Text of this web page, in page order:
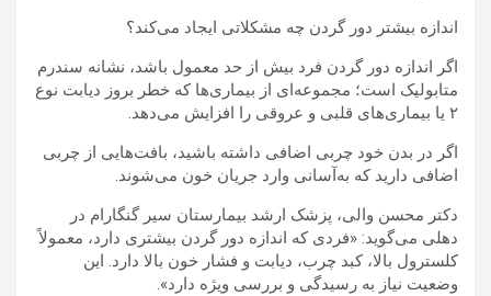
اندازه بیشتر دور گردن چه مشکلاتی ایجاد می‌کند؟
اگر اندازه دور گردن فرد بیش از حد معمول باشد، نشانه سندرم
متابولیک است؛ مجموعه‌ای از بیماری‌ها که خطر بروز دیابت نوع
۲ یا بیماری‌های قلبی و عروقی را افزایش می‌دهد.
اگر در بدن خود چربی اضافی داشته باشید، بافت‌هایی از چربی
اضافی دارید که به‌آسانی وارد جریان خون می‌شوند.
دکتر محسن والی، پزشک ارشد بیمارستان سیر گنگارام در
دهلی می‌گوید: «فردی که اندازه دور گردن بیشتری دارد، معمولاً
کلسترول بالا، کبد چرب، دیابت و فشار خون بالا دارد. این
وضعیت نیاز به رسیدگی و بررسی ویژه دارد».